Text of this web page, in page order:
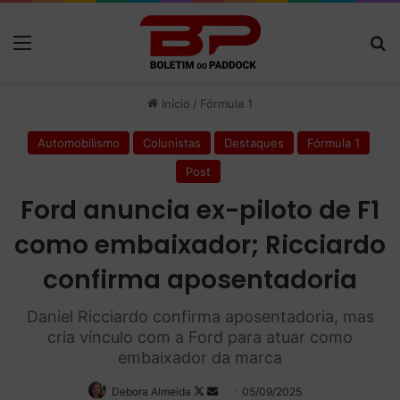
Início / Fórmula 1
Automobilismo Colunistas Destaques
Fórmula 1
Post
Ford anuncia ex-piloto de F1
como embaixador; Ricciardo
confirma aposentadoria
Daniel Ricciardo confirma aposentadoria, mas
cria vínculo com a Ford para atuar como
embaixador da marca
Debora Almeida
Follow
Mande05/09/2025